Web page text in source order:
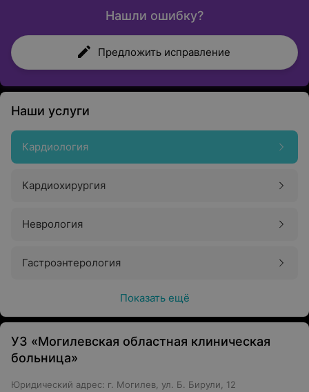
Нашли ошибку?
Предложить исправление
Наши услуги
Кардиология
Кардиохирургия
Неврология
Гастроэнтерология
Показать ещё
УЗ «Могилевская областная клиническая
больница»
Юридический адрес: г. Могилев, ул. Б. Бирули, 12